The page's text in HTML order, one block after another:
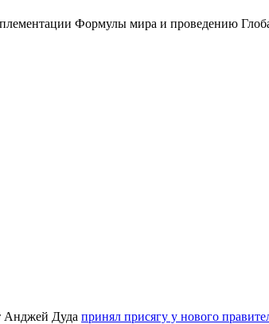
Формулы мира и проведению
Анджей Дуда принял присягу у нового